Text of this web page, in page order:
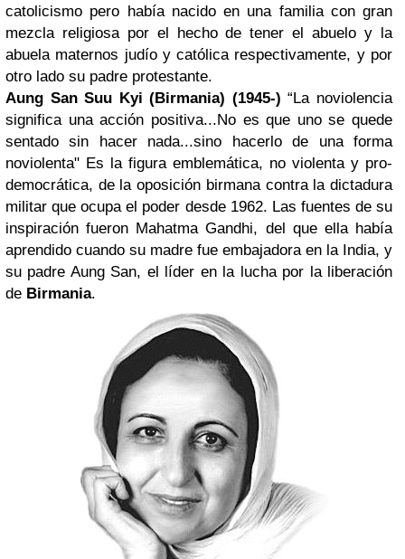
catolicismo pero había nacido en una familia con gran
mezcla religiosa por el hecho de tener el abuelo y la
abuela maternos judío y católica respectivamente, y por
otro lado su padre protestante.
Aung San Suu Kyi (Birmania) (1945-) “La noviolencia
significa una acción positiva...No es que uno se quede
sentado sin hacer nada...sino hacerlo de una forma
noviolenta" Es la figura emblemática, no violenta y pro-
democrática, de la oposición birmana contra la dictadura
militar que ocupa el poder desde 1962. Las fuentes de su
inspiración fueron Mahatma Gandhi, del que ella había
aprendido cuando su madre fue embajadora en la India, y
su padre Aung San, el líder en la lucha por la liberación
de Birmania.